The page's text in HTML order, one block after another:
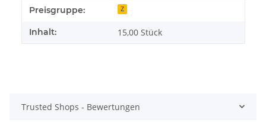
Produkteigenschaft
Wert
Preisgruppe: Z
Inhalt: 15,00 Stück
Trusted Shops - Bewertungen